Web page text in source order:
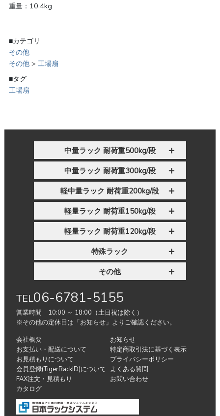
重量：10.4kg
■カテゴリ
その他
その他 > 工場扇
■タグ
工場扇
中量ラック 耐荷重500kg/段
中量ラック 耐荷重300kg/段
軽中量ラック 耐荷重200kg/段
軽量ラック 耐荷重150kg/段
軽量ラック 耐荷重120kg/段
特殊ラック
その他
TEL06-6781-5155
営業時間 10:00 ～ 18:00（土日祝は除く）
※その他の定休日は「お知らせ」よりご確認ください。
会社概要
お支払い・配送について
お見積もりについて
会員登録(TigerRackID)について
FAX注文・見積もり
カタログ
お知らせ
特定商取引法に基づく表示
プライバシーポリシー
よくある質問
お問い合わせ